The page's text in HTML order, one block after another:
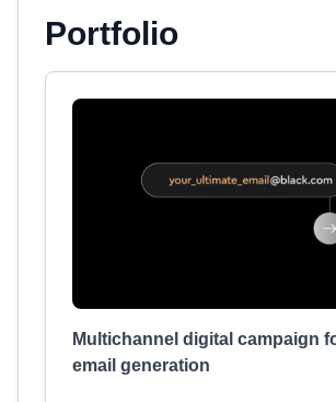
Portfolio
Multichannel digital campaign
email generation